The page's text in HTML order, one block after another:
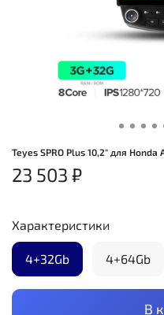
Teyes SPRO Plus 10,2" для
23 503 ₽
В
Характеристики
4+32Gb 4+64Gb